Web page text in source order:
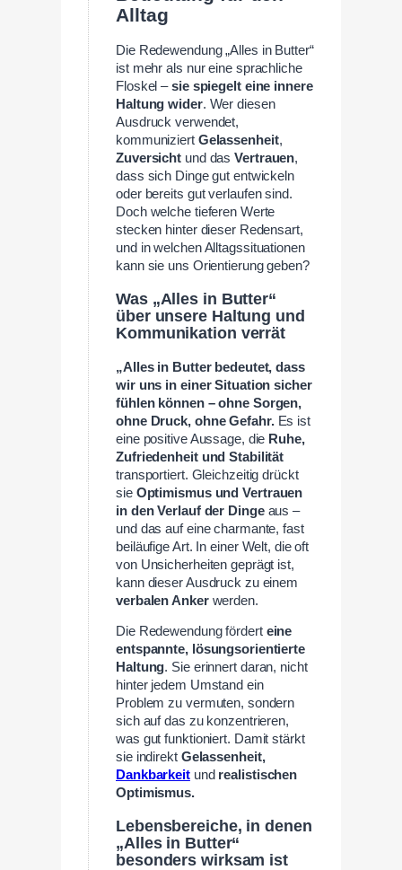
Alltag
Die Redewendung „Alles in Butter“
ist mehr als nur eine sprachliche
Floskel –sie spiegelt eine innere
Haltung wider. Wer diesen
Ausdruck verwendet,
kommuniziert Gelassenheit,
Zuversicht und dasVertrauen,
dass sich Dinge gut entwickeln
oder bereits gut verlaufen sind.
Doch welche tieferen Werte
stecken hinter dieser Redensart,
und in welchen Alltagssituationen
kann sie uns Orientierung geben?
Was „Alles in Butter“
über unsere Haltung und
Kommunikation verrät
„Alles in Butter bedeutet, dass
wir uns in einer Situation sicher
fühlen können – ohne Sorgen,
ohne Druck, ohne Gefahr.Es ist
eine positive Aussage, die Ruhe,
Zufriedenheit und Stabilität
transportiert. Gleichzeitig drückt
sie Optimismus und Vertrauen
in den Verlauf der Dingeaus –
und das auf eine charmante, fast
beiläufige Art. In einer Welt, die oft
von Unsicherheiten geprägt ist,
kann dieser Ausdruck zu einem
verbalen Ankerwerden.
Die Redewendung fördert eine
entspannte, lösungsorientierte
Haltung. Sie erinnert daran, nicht
hinter jedem Umstand ein
Problem zu vermuten, sondern
sich auf das zu konzentrieren,
was gut funktioniert. Damit stärkt
sie indirekt Gelassenheit,
Dankbarkeit und realistischen
Optimismus.
Lebensbereiche, in denen
„Alles in Butter“
besonders wirksam ist